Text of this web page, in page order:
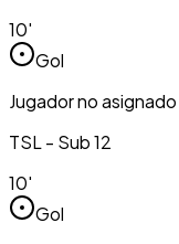
10'
Gol
Jugador no asignado
TSL - Sub 12
10'
Gol